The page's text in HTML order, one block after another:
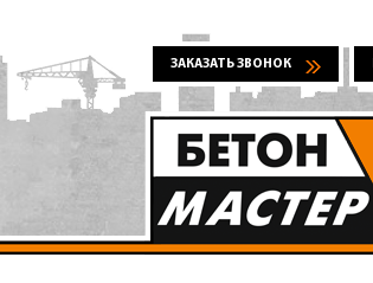
ЗАКАЗАТЬ ЗВОНОК